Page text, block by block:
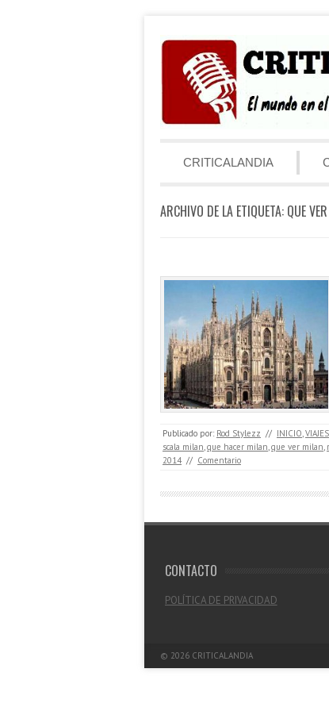
Menú
CRITICALANDIA
ARCHIVO DE LA ETIQUETA: QUE
Publicado por: Rod Stylezz // INICIO VIAJES
scala milan que hacer milan que ver milan
2014 // Comentario
CONTACTO
POLÍTICA DE PRIVACIDAD
© 2026 CRITICALANDIA